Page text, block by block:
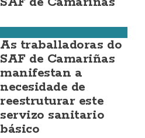
As traballadoras do
SAF de Camariñas
manifestan a
necesidade de
reestruturar este
servizo sanitario
básico